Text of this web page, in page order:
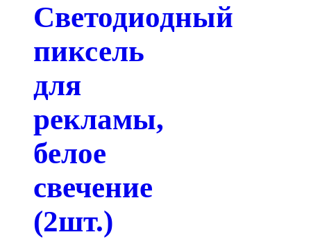
Светодиодный
пиксель
для
рекламы,
белое
свечение
(2шт.)